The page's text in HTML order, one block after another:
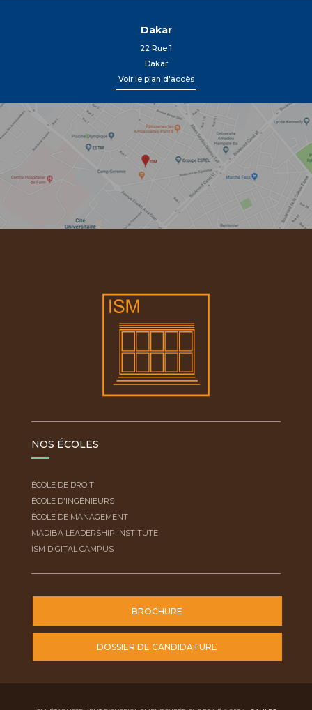
Dakar
22 Rue 1
Dakar
Voir le plan d'accès
NOS ÉCOLES
ÉCOLE DE DROIT
ÉCOLE D'INGÉNIEURS
ÉCOLE DE MANAGEMENT
MADIBA LEADERSHIP INSTITUTE
ISM DIGITAL CAMPUS
BROCHURE
DOSSIER DE CANDIDATURE